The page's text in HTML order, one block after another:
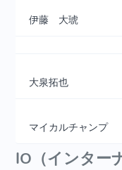
伊藤 大琥
大泉拓也
マイカルチャンプ
IO（インター